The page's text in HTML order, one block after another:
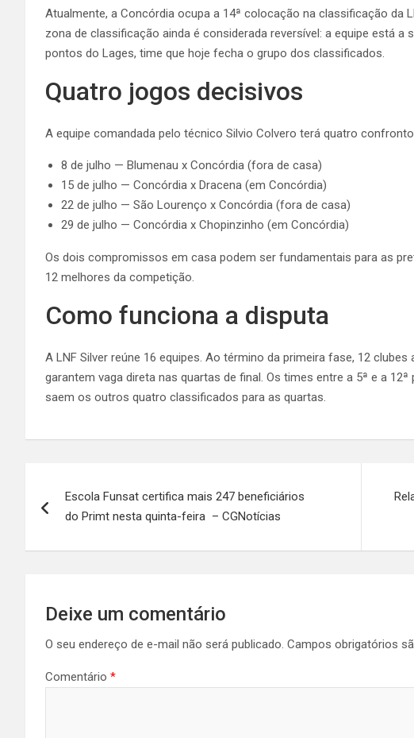
Atualmente, a Concórdia ocupa a 14ª colocação na classificação da
zona de classificação ainda é considerada reversível: a equipe está
pontos do Lages, time que hoje fecha o grupo dos classificados.
Quatro jogos decisivos
A equipe comandada pelo técnico Silvio Colvero terá quatro
8 de julho — Blumenau x Concórdia (fora de casa)
15 de julho — Concórdia x Dracena (em Concórdia)
22 de julho — São Lourenço x Concórdia (fora de casa)
29 de julho — Concórdia x Chopinzinho (em Concórdia)
Os dois compromissos em casa podem ser fundamentais para as
12 melhores da competição.
Como funciona a disputa
A LNF Silver reúne 16 equipes. Ao término da primeira fase, 12
garantem vaga direta nas quartas de final. Os times entre a 5ª e a
saem os outros quatro classificados para as quartas.
de
Post
Escola Funsat certifica mais 247 beneficiários
do Primt nesta quinta-feira – CGNotícias
Deixe um comentário
O seu endereço de e-mail não será publicado. Campos obrigatórios
Comentário *